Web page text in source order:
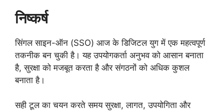
निष्कर्ष
सिंगल साइन-ऑन (SSO) आज के डिजिटल युग में एक महत्वपूर्ण
तकनीक बन चुकी है। यह उपयोगकर्ता अनुभव को आसान बनाता
है, सुरक्षा को मजबूत करता है और संगठनों को अधिक कुशल
बनाता है।
सही टूल का चयन करते समय सुरक्षा, लागत, उपयोगिता और